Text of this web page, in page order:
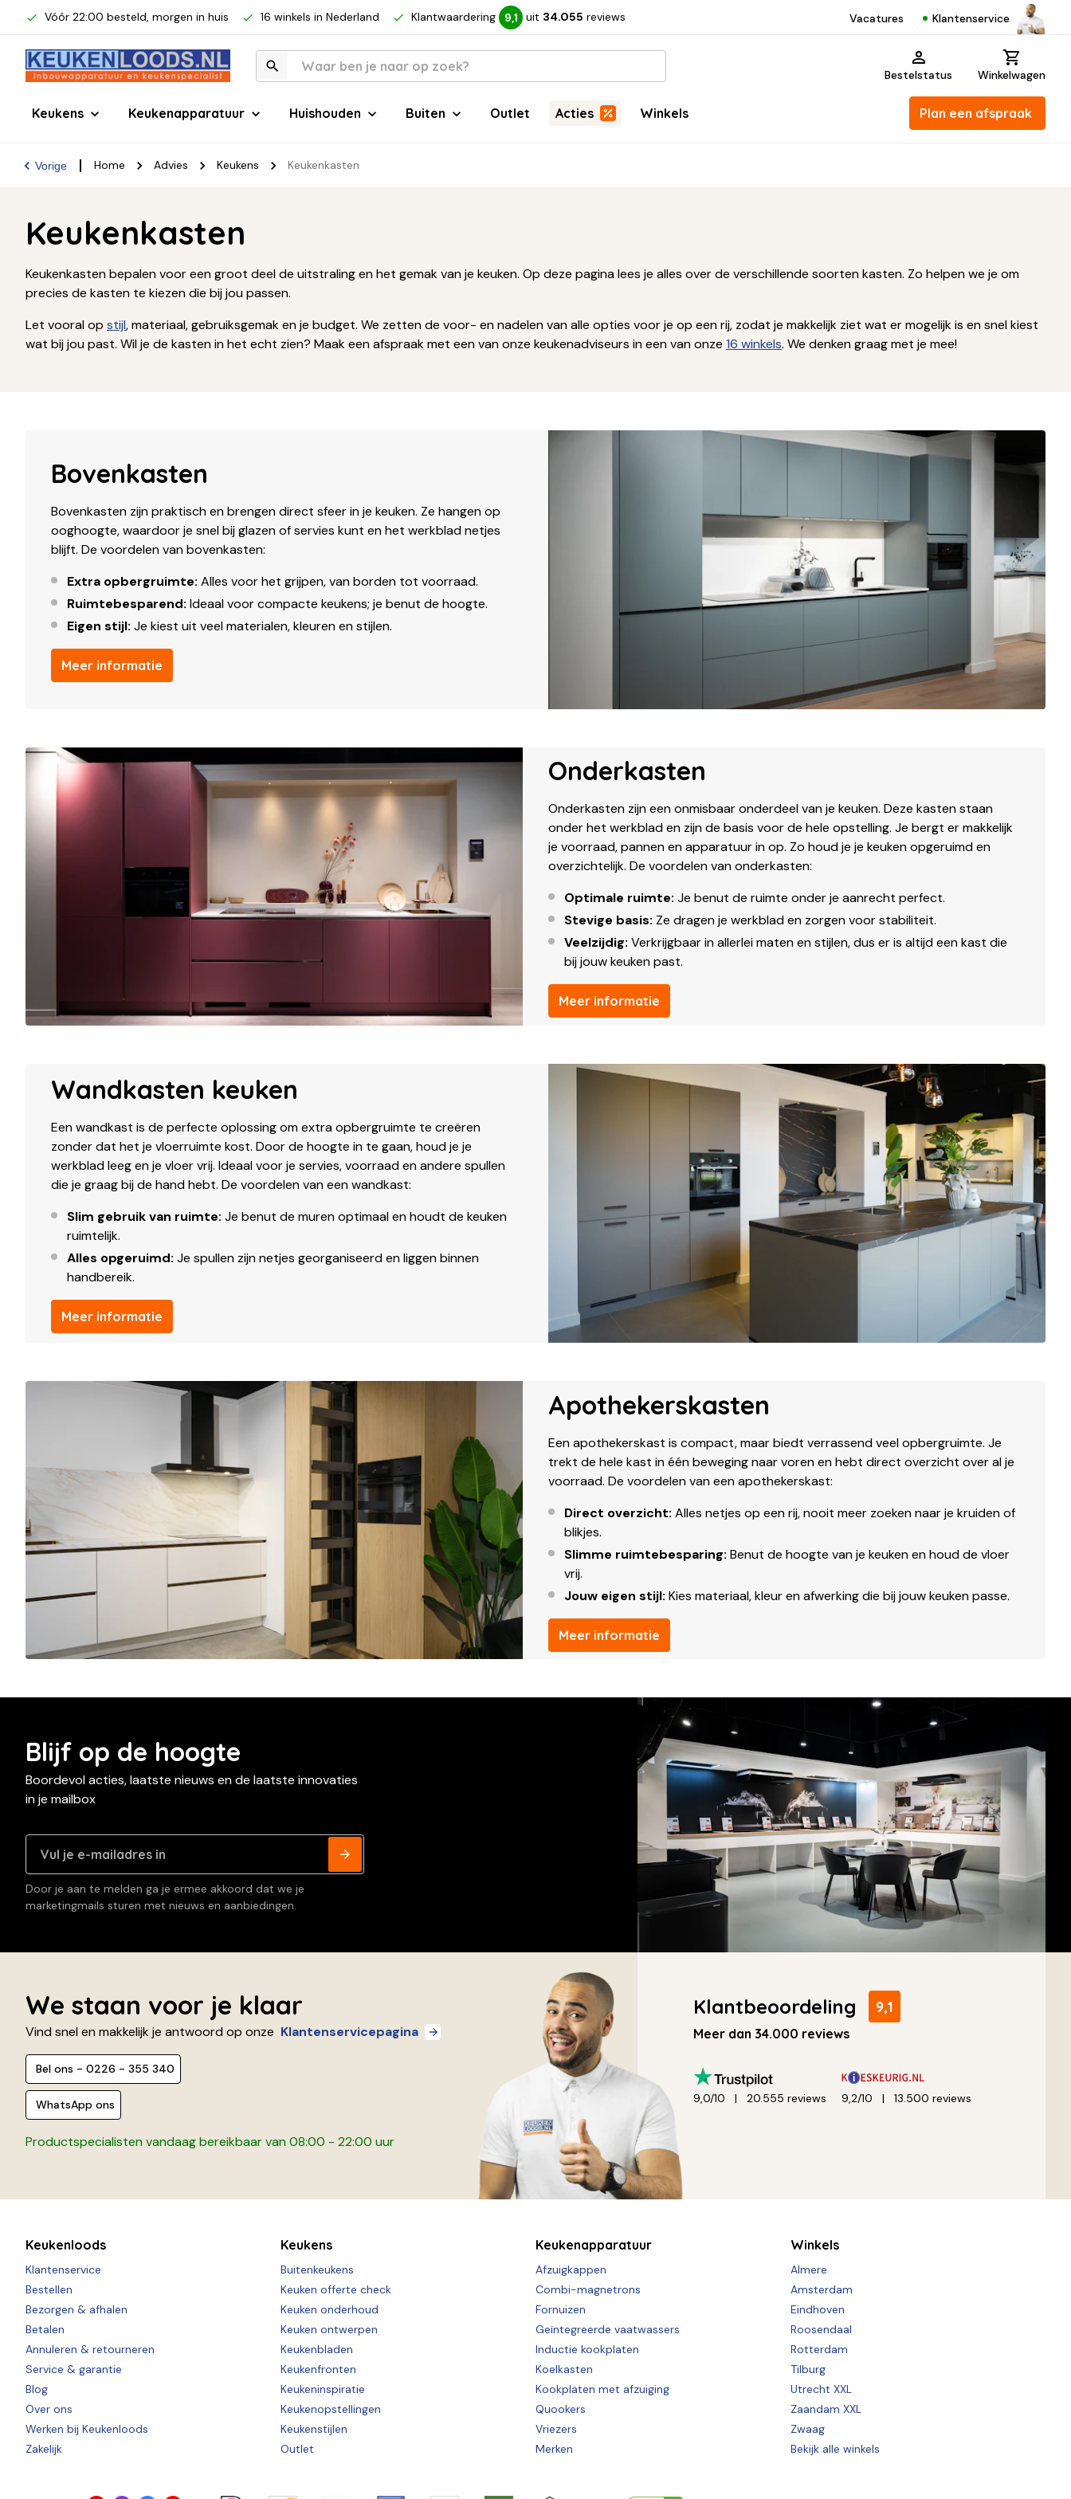
Vóór 22:00 besteld, morgen in huis 16 winkels in Nederland Klantwaardering 9,1 uit 34.055 reviews Vacatures Klantenservice
Bestelstatus Winkelwagen
Keukens Keukenapparatuur Huishouden Buiten Outlet Acties Winkels Plan een afspraak
Vorige Home Advies Keukens Keukenkasten
Keukenkasten
Keukenkasten bepalen voor een groot deel de uitstraling en het gemak van je keuken. Op deze pagina lees je alles over de verschillende soorten kasten. Zo helpen we je om
precies de kasten te kiezen die bij jou passen.
Let vooral op stijl, materiaal, gebruiksgemak en je budget. We zetten de voor- en nadelen van alle opties voor je op een rij, zodat je makkelijk ziet wat er mogelijk is en snel kiest
wat bij jou past. Wil je de kasten in het echt zien? Maak een afspraak met een van onze keukenadviseurs in een van onze 16 winkels. We denken graag met je mee!
Bovenkasten
Bovenkasten zijn praktisch en brengen direct sfeer in je keuken. Ze hangen op
ooghoogte, waardoor je snel bij glazen of servies kunt en het werkblad netjes
blijft. De voordelen van bovenkasten:
Extra opbergruimte: Alles voor het grijpen, van borden tot voorraad.
Ruimtebesparend: Ideaal voor compacte keukens; je benut de hoogte.
Eigen stijl: Je kiest uit veel materialen, kleuren en stijlen.
Meer informatie
Onderkasten
Onderkasten zijn een onmisbaar onderdeel van je keuken. Deze kasten staan
onder het werkblad en zijn de basis voor de hele opstelling. Je bergt er makkelijk
je voorraad, pannen en apparatuur in op. Zo houd je je keuken opgeruimd en
overzichtelijk. De voordelen van onderkasten:
Optimale ruimte: Je benut de ruimte onder je aanrecht perfect.
Stevige basis: Ze dragen je werkblad en zorgen voor stabiliteit.
Veelzijdig: Verkrijgbaar in allerlei maten en stijlen, dus er is altijd een kast die
bij jouw keuken past.
Meer informatie
Wandkasten keuken
Een wandkast is de perfecte oplossing om extra opbergruimte te creëren
zonder dat het je vloerruimte kost. Door de hoogte in te gaan, houd je je
werkblad leeg en je vloer vrij. Ideaal voor je servies, voorraad en andere spullen
die je graag bij de hand hebt. De voordelen van een wandkast:
Slim gebruik van ruimte: Je benut de muren optimaal en houdt de keuken
ruimtelijk.
Alles opgeruimd: Je spullen zijn netjes georganiseerd en liggen binnen
handbereik.
Meer informatie
Apothekerskasten
Een apothekerskast is compact, maar biedt verrassend veel opbergruimte. Je
trekt de hele kast in één beweging naar voren en hebt direct overzicht over al je
voorraad. De voordelen van een apothekerskast:
Direct overzicht: Alles netjes op een rij, nooit meer zoeken naar je kruiden of
blikjes.
Slimme ruimtebesparing: Benut de hoogte van je keuken en houd de vloer
vrij.
Jouw eigen stijl: Kies materiaal, kleur en afwerking die bij jouw keuken passe.
Meer informatie
Blijf op de hoogte
Boordevol acties, laatste nieuws en de laatste innovaties
in je mailbox
Door je aan te melden ga je ermee akkoord dat we je
marketingmails sturen met nieuws en aanbiedingen.
We staan voor je klaar
Vind snel en makkelijk je antwoord op onze Klantenservicepagina
Bel ons - 0226 - 355 340
WhatsApp ons
Productspecialisten vandaag bereikbaar van 08:00 - 22:00 uur
Klantbeoordeling 9,1
Meer dan 34.000 reviews
9,0/10 20.555 reviews 9,2/10 13.500 reviews
Keukenloods
Klantenservice
Bestellen
Bezorgen & afhalen
Betalen
Annuleren & retourneren
Service & garantie
Blog
Over ons
Werken bij Keukenloods
Zakelijk
Keukens
Buitenkeukens
Keuken offerte check
Keuken onderhoud
Keuken ontwerpen
Keukenbladen
Keukenfronten
Keukeninspiratie
Keukenopstellingen
Keukenstijlen
Outlet
Keukenapparatuur
Afzuigkappen
Combi-magnetrons
Fornuizen
Geïntegreerde vaatwassers
Inductie kookplaten
Koelkasten
Kookplaten met afzuiging
Quookers
Vriezers
Merken
Winkels
Almere
Amsterdam
Eindhoven
Roosendaal
Rotterdam
Tilburg
Utrecht XXL
Zaandam XXL
Zwaag
Bekijk alle winkels